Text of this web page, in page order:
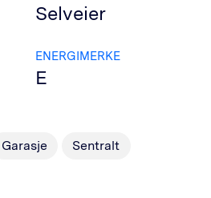
Selveier
ENERGIMERKE
E
Garasje Sentralt